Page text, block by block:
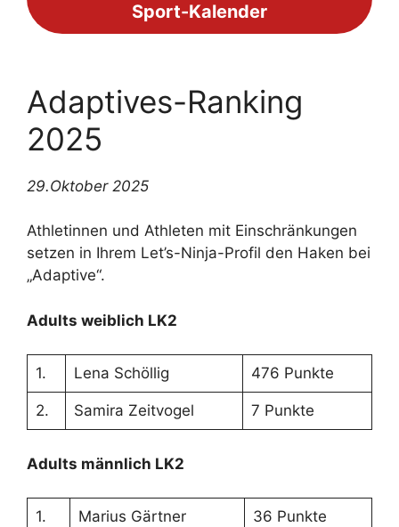
Sport-Kalender
Adaptives-Ranking
2025
29.Oktober 2025
Athletinnen und Athleten mit Einschränkungen
setzen in Ihrem Let’s-Ninja-Profil den Haken bei
„Adaptive“.
Adults weiblich LK2
1. Lena Schöllig 476 Punkte
2. Samira Zeitvogel 7 Punkte
Adults männlich LK2
1. Marius Gärtner 36 Punkte